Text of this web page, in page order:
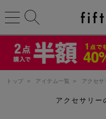
トップ > アイテム一覧 > アクセサ
アクセサリー